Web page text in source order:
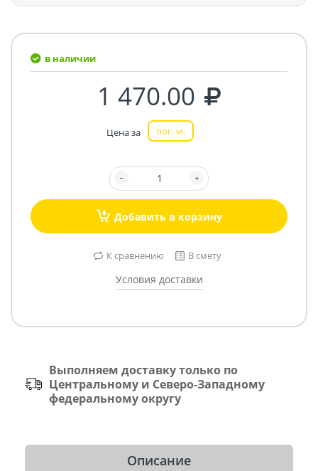
в наличии
1 470.00
Цена за пог. м.
Добавить в корзину
К сравнению В смету
Условия доставки
Выполняем доставку только по
Центральному и Северо-Западному
федеральному округу
Описание